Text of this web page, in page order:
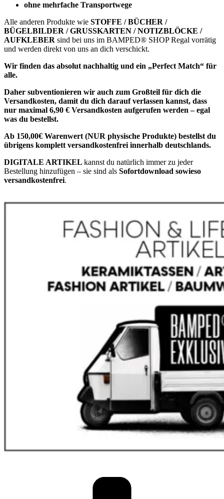
ohne mehrfache Transportwege
Alle anderen Produkte wie STOFFE / BÜCHER /
BÜGELBILDER / GRUSSKARTEN / NOTIZBLÖCKE /
AUFKLEBER sind bei uns im BAMPED® SHOP Regal vorrätig
und werden direkt von uns an dich verschickt.
Wir finden das absolut nachhaltig und ein „Perfect Match“ für
alle.
Daher subventionieren wir auch zum Großteil für dich die
Versandkosten, damit du dich darauf verlassen kannst, dass
nur maximal 6,90 € Versandkosten aufgerufen werden – egal
was du bestellst.
Ab 150,00€ Warenwert (NUR physische Produkte) bestellst du
übrigens komplett versandkostenfrei innerhalb deutschlands.
DIGITALE ARTIKEL kannst du natürlich immer zu jeder
Bestellung hinzufügen – sie sind als Sofortdownload sowieso
versandkostenfrei.